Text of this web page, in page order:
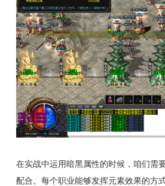
在实战中运用暗黑属性的时候，咱们需
配合。每个职业能够发挥元素效果的方